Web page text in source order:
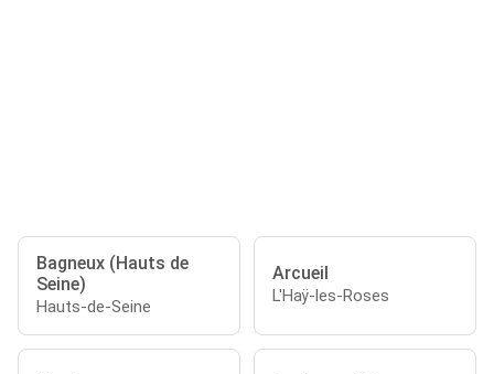
Bagneux (Hauts de
Seine)
Hauts-de-Seine
Arcueil
L'Haÿ-les-Roses